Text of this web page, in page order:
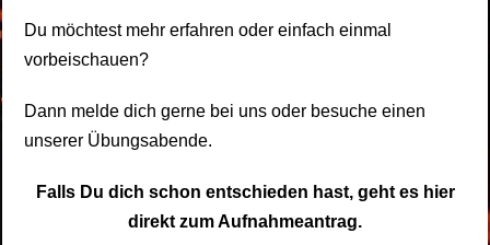
Du möchtest mehr erfahren oder einfach einmal
vorbeischauen?
Dann melde dich gerne bei uns oder besuche einen
unserer Übungsabende.
Falls Du dich schon entschieden hast, geht es hier
direkt zum Aufnahmeantrag.